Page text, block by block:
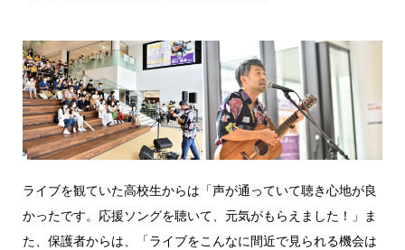
ライブを観ていた高校生からは「声が通っていて聴き心地が良
かったです。応援ソングを聴いて、元気がもらえました！」ま
た、保護者からは、「ライブをこんなに間近で見られる機会は